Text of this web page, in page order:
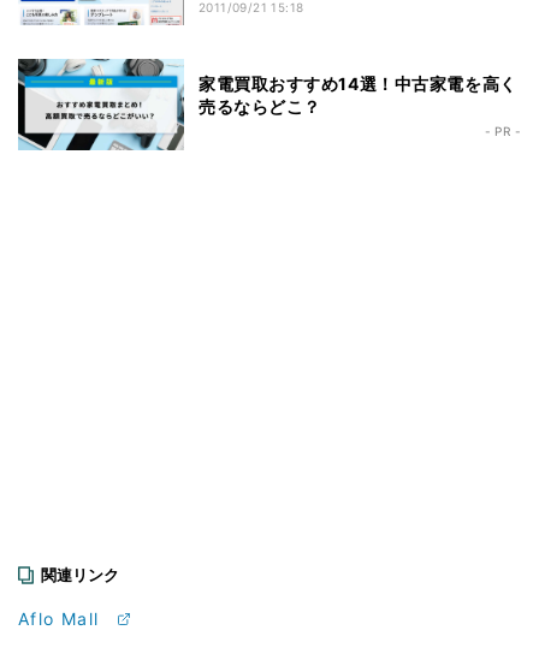
2011/09/21 15:18
家電買取おすすめ14選！中古家電を高く
売るならどこ？
- PR -
関連リンク
Aflo Mall